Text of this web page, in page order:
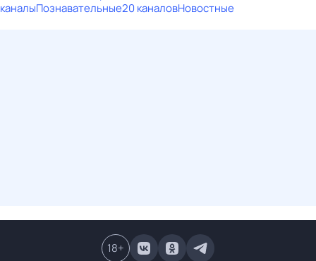
каналыПознавательные20 каналовНовостные
18+